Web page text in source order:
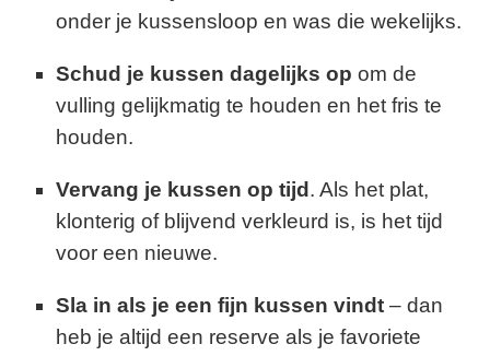
onder je kussensloop en was die wekelijks.
Schud je kussen dagelijks op om de
vulling gelijkmatig te houden en het fris te
houden.
Vervang je kussen op tijd . Als het plat,
klonterig of blijvend verkleurd is, is het tijd
voor een nieuwe.
Sla in als je een fijn kussen vindt– dan
heb je altijd een reserve als je favoriete